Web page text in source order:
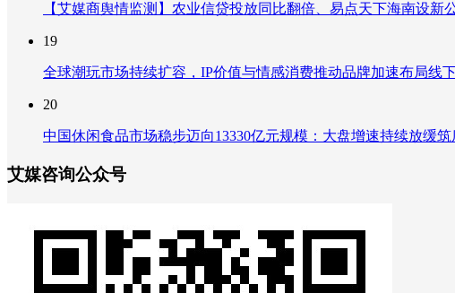
【艾媒商舆情监测】农业信贷投放同比翻倍、易点天下海南设新
19
全球潮玩市场持续扩容，IP价值与情感消费推动品牌加速布局线
20
中国休闲食品市场稳步迈向13330亿元规模：大盘增速持续放缓
艾媒咨询公众号